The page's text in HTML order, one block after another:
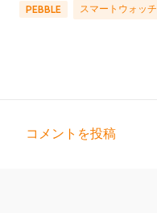
PEBBLE スマートウォッチ
コメントを投稿